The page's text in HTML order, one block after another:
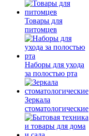
Товары для
питомцев
Наборы для ухода
за полостью рта
Зеркала
стоматологические